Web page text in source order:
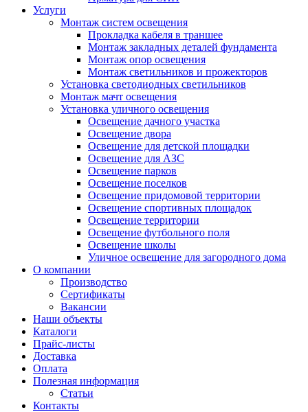
Услуги
Монтаж систем освещения
Прокладка кабеля в траншее
Монтаж закладных деталей фундамента
Монтаж опор освещения
Монтаж светильников и прожекторов
Установка светодиодных светильников
Монтаж мачт освещения
Установка уличного освещения
Освещение дачного участка
Освещение двора
Освещение для детской площадки
Освещение для АЗС
Освещение парков
Освещение поселков
Освещение придомовой территории
Освещение спортивных площадок
Освещение территории
Освещение футбольного поля
Освещение школы
Уличное освещение для загородного дома
О компании
Производство
Сертификаты
Вакансии
Наши объекты
Каталоги
Прайс-листы
Доставка
Оплата
Полезная информация
Статьи
Контакты